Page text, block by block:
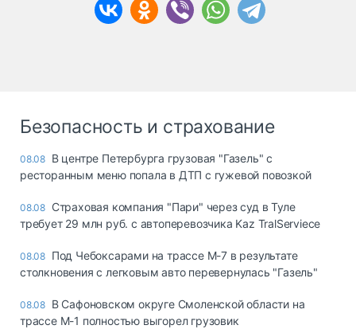
Безопасность и страхование
08.08 В центре Петербурга грузовая "Газель" с
ресторанным меню попала в ДТП с гужевой повозкой
08.08 Страховая компания "Пари" через суд в Туле
требует 29 млн руб. с автоперевозчика Kaz TralServiece
08.08 Под Чебоксарами на трассе М-7 в результате
столкновения с легковым авто перевернулась "Газель"
08.08 В Сафоновском округе Смоленской области на
трассе М-1 полностью выгорел грузовик